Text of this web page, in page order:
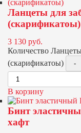
Ланцеты для
(скарификатоы)
3 130 руб.
Количество
(скарификатоы)
В корзину
Бинт
хафт